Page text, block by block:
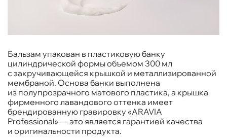
Бальзам упакован в пластиковую банку
цилиндрической формы объемом 300 мл
с закручивающейся крышкой и металлизированной
мембраной. Основа банки выполнена
из полупрозрачного матового пластика, а крышка
фирменного лавандового оттенка имеет
брендированную гравировку «ARAVIA
Professional» — это является гарантией качества
и оригинальности продукта.